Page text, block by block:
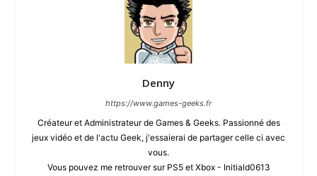
Denny
https://www.games-geeks.fr
Créateur et Administrateur de Games & Geeks. Passionné des
jeux vidéo et de l'actu Geek, j'essaierai de partager celle ci avec
vous.
Vous pouvez me retrouver sur PS5 et Xbox - Initiald0613